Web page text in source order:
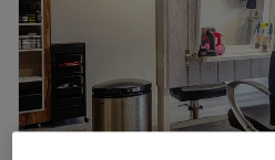
Zondag
Aan de Kruisstraat in Den Bosch